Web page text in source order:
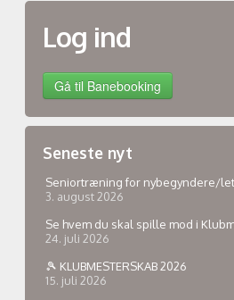
Log ind
Seneste nyt
Seniortræning for nybegyndere/
3. august 2026
Se hvem du skal spille mod i
24. juli 2026
🎾 KLUBMESTERSKAB 2026
15. juli 2026